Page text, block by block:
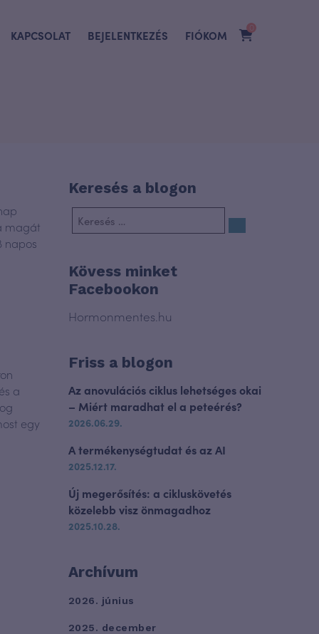
KAPCSOLAT BEJELENTKEZÉS FIÓKOM
0
magát
napos
a
egy
Keresés a blogon
Kövess minket
Facebookon
Hormonmentes.hu
Friss a blogon
Az anovulációs ciklus lehetséges okai
– Miért maradhat el a peteérés?
2026.06.29.
A termékenységtudat és az AI
2025.12.17.
Új megerősítés: a cikluskövetés
közelebb visz önmagadhoz
2025.10.28.
Archívum
2026. június
2025. december